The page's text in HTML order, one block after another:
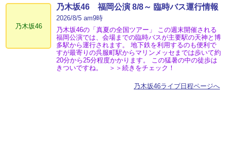
乃木坂46
乃木坂46 福岡公演 8/8～ 臨時バス運行情報
2026/8/5 am9時
乃木坂46の「真夏の全国ツアー」 この週末開催される
福岡公演では、会場までの臨時バスが主要駅の天神と博
多駅から運行されます。 地下鉄を利用するのも便利で
すが最寄りの呉服町駅からマリンメッセまでは歩いて約
20分から25分程度かかります。 この猛暑の中の徒歩は
きついですね。 ＞＞続きをチェック！
乃木坂46ライブ日程ページへ